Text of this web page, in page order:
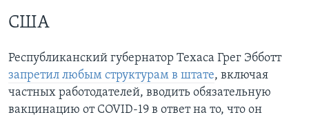
Языки
США
Республиканский губернатор Техаса Грег Эбботт
запретил любым структурам в штате, включая
частных работодателей, вводить обязательную
вакцинацию от COVID-19 в ответ на то, что он